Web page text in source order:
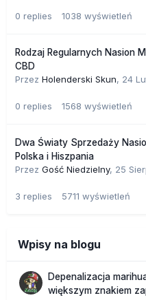
0 replies 1038 wyświetleń
Rodzaj Regularnych Nasion
CBD
Przez Holenderski Skun, 24
0 replies 1568 wyświetleń
Dwa Światy Sprzedaży
Polska i Hiszpania
Przez Gość Niedzielny, 25
3 replies 5711 wyświetleń
Wpisy na blogu
Depenalizacja
większym znakiem